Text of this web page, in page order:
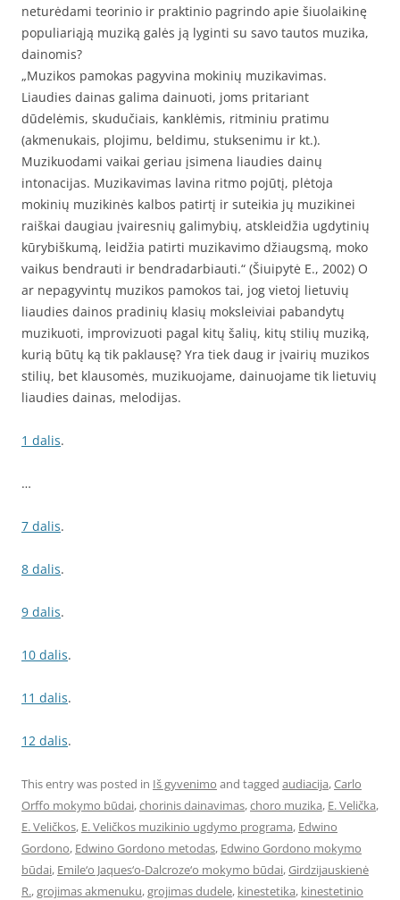
neturėdami teorinio ir praktinio pagrindo apie šiuolaikinę
populiariąją muziką galės ją lyginti su savo tautos muzika,
dainomis?
„Muzikos pamokas pagyvina mokinių muzikavimas.
Liaudies dainas galima dainuoti, joms pritariant
dūdelėmis, skudučiais, kanklėmis, ritminiu pratimu
(akmenukais, plojimu, beldimu, stuksenimu ir kt.).
Muzikuodami vaikai geriau įsimena liaudies dainų
intonacijas. Muzikavimas lavina ritmo pojūtį, plėtoja
mokinių muzikinės kalbos patirtį ir suteikia jų muzikinei
raiškai daugiau įvairesnių galimybių, atskleidžia ugdytinių
kūrybiškumą, leidžia patirti muzikavimo džiaugsmą, moko
vaikus bendrauti ir bendradarbiauti.“ (Šiuipytė E., 2002) O
ar nepagyvintų muzikos pamokos tai, jog vietoj lietuvių
liaudies dainos pradinių klasių moksleiviai pabandytų
muzikuoti, improvizuoti pagal kitų šalių, kitų stilių muziką,
kurią būtų ką tik paklausę? Yra tiek daug ir įvairių muzikos
stilių, bet klausomės, muzikuojame, dainuojame tik lietuvių
liaudies dainas, melodijas.
1 dalis.
…
7 dalis.
8 dalis.
9 dalis.
10 dalis.
11 dalis.
12 dalis.
This entry was posted in Iš gyvenimo and tagged audiacija,Carlo
Orffo mokymo būdai,chorinis dainavimas,choro muzika, E. Velička,
E. Veličkos, E. Veličkos muzikinio ugdymo programa, Edwino
Gordono, Edwino Gordono metodas, Edwino Gordono mokymo
būdai, Emile‘o Jaques‘o-Dalcroze‘o mokymo būdai,Girdzijauskienė
R.,grojimas akmenuku,grojimas dudele, kinestetika, kinestetinio